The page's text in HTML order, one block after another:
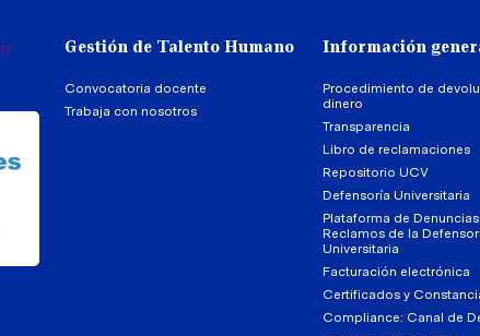
Gestión de Talento Humano
Convocatoria docente
Trabaja con nosotros
Información
Procedimiento de
dinero
Transparencia
Libro de reclamaciones
Repositorio UCV
Defensoría Universitaria
Plataforma de
Reclamos de la
Universitaria
Facturación electrónica
Certificados y
Compliance: Canal de